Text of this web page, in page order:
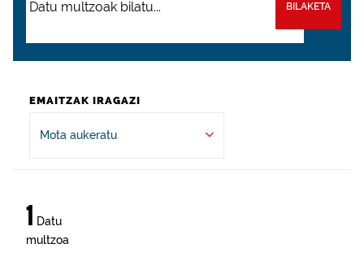
BILAKETA
EMAITZAK IRAGAZI
Mota aukeratu
1 Datu
multzoa